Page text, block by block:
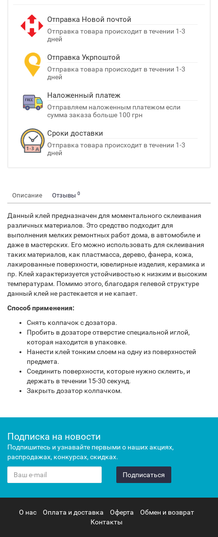
Отправка Новой почтой
Отправка товара происходит в течении 1-3
дней
Отправка Укрпоштой
Отправка товара происходит в течении 1-3
дней
Наложенный платеж
Отправляем наложенным платежом если
сумма заказа больше 100 грн
Сроки доставки
Отправка товара происходит в течении 1-3
дней
Описание Отзывы 0
Данный клей предназначен для моментального склеивания
различных материалов. Это средство подходит для
выполнения мелких ремонтных работ дома, в автомобиле и
даже в мастерских. Его можно использовать для склеивания
таких материалов, как пластмасса, дерево, фанера, кожа,
лакированные поверхности, ювелирные изделия, керамика и
пр. Клей характеризуется устойчивостью к низким и высоким
температурам. Помимо этого, благодаря гелевой структуре
данный клей не растекается и не капает.
Способ применения:
Снять колпачок с дозатора.
Пробить в дозаторе отверстие специальной иглой,
которая находится в упаковке.
Нанести клей тонким слоем на одну из поверхностей
предмета.
Соединить поверхности, которые нужно склеить, и
держать в течении 15-30 секунд.
Закрыть дозатор колпачком.
Подписка на новости
Подпишитесь и узнавайте первыми о наших акциях,
распродажах, конкурсах, скидках.
Подписаться
О нас Оплата и доставка Оферта
Обмен и возврат
Контакты